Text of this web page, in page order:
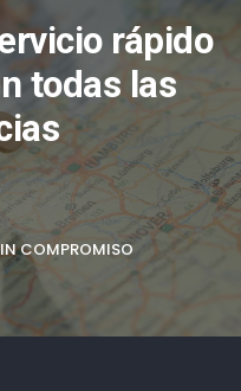
rápido
todas las
COMPROMISO